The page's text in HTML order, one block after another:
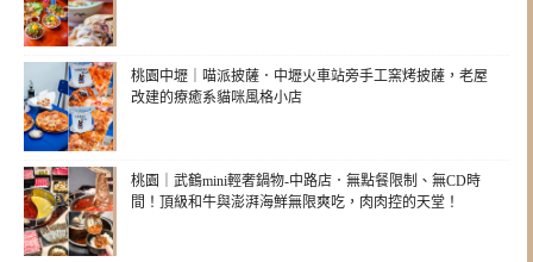
桃園中壢｜喵派披薩．中壢火車站旁手工窯烤披薩，老屋
改建的療癒系貓咪風格小店
桃園｜武鶴mini輕奢鍋物-中路店．無點餐限制、無CD時
間！頂級和牛與澎湃海鮮無限爽吃，肉肉控的天堂！